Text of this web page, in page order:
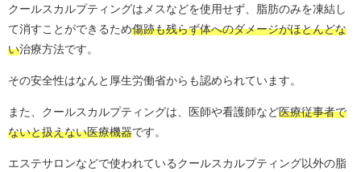
クールスカルプティングはメスなどを使用せず、脂肪のみを凍結し
て消すことができるため傷跡も残らず体へのダメージがほとんどな
い治療方法です。
その安全性はなんと厚生労働省からも認められています。
また、クールスカルプティングは、医師や看護師など医療従事者で
ないと扱えない医療機器です。
エステサロンなどで使われているクールスカルプティング以外の脂